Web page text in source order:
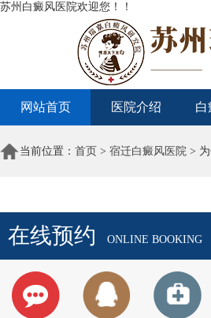
苏州白癜风医院欢迎您！！
网站首页 医院介绍 白
当前位置： 首页 > 宿迁白癜风医院 >
在线预约 ONLINE BOOKING